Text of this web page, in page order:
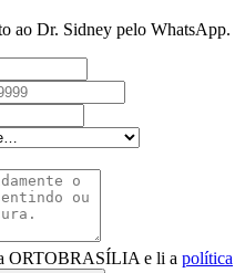
ao Dr. Sidney pelo WhatsApp.
ORTOBRASÍLIA e li a política